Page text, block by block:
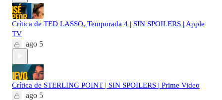
Crítica de TED LASSO, Temporada 4 | SIN SPOILERS | Apple
TV
ago 5
Crítica de STERLING POINT | SIN SPOILERS | Prime Video
ago 5